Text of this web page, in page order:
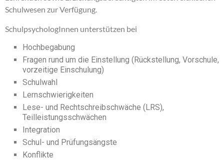
Schulwesen zur Verfügung.
SchulpsychologInnen unterstützen bei
Hochbegabung
Fragen rund um die Einstellung (Rückstellung, Vorschule,
vorzeitige Einschulung)
Schulwahl
Lernschwierigkeiten
Lese- und Rechtschreibschwäche (LRS),
Teilleistungsschwächen
Integration
Schul- und Prüfungsängste
Konflikte